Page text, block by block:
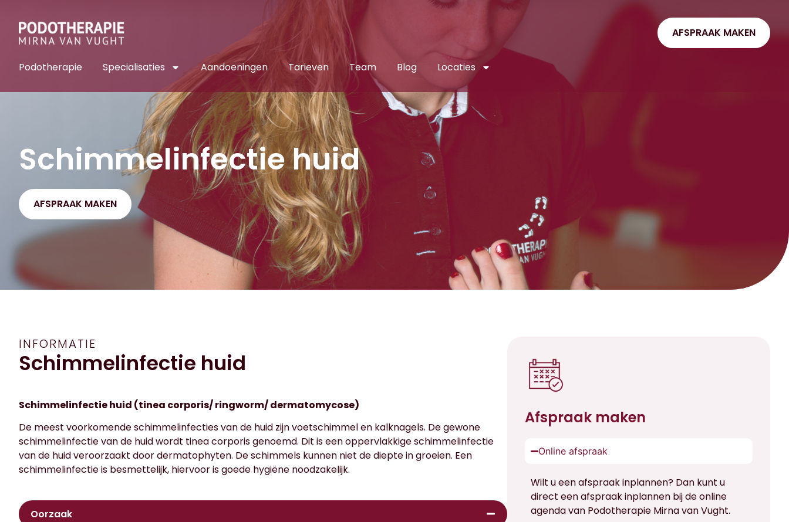
AFSPRAAK MAKEN
Podotherapie Specialisaties Aandoeningen Tarieven Team Blog Locaties
Schimmelinfectie huid
AFSPRAAK MAKEN
INFORMATIE
Schimmelinfectie huid
Schimmelinfectie huid (tinea corporis/ ringworm/ dermatomycose)
De meest voorkomende schimmelinfecties van de huid zijn voetschimmel en kalknagels. De gewone
schimmelinfectie van de huid wordt tinea corporis genoemd. Dit is een oppervlakkige schimmelinfectie
van de huid veroorzaakt door dermatophyten. De schimmels kunnen niet de diepte in groeien. Een
schimmelinfectie is besmettelijk, hiervoor is goede hygiëne noodzakelijk.
Oorzaak
Afspraak maken
Online afspraak
Wilt u een afspraak inplannen? Dan kunt u
direct een afspraak inplannen bij de online
agenda van Podotherapie Mirna van Vught.